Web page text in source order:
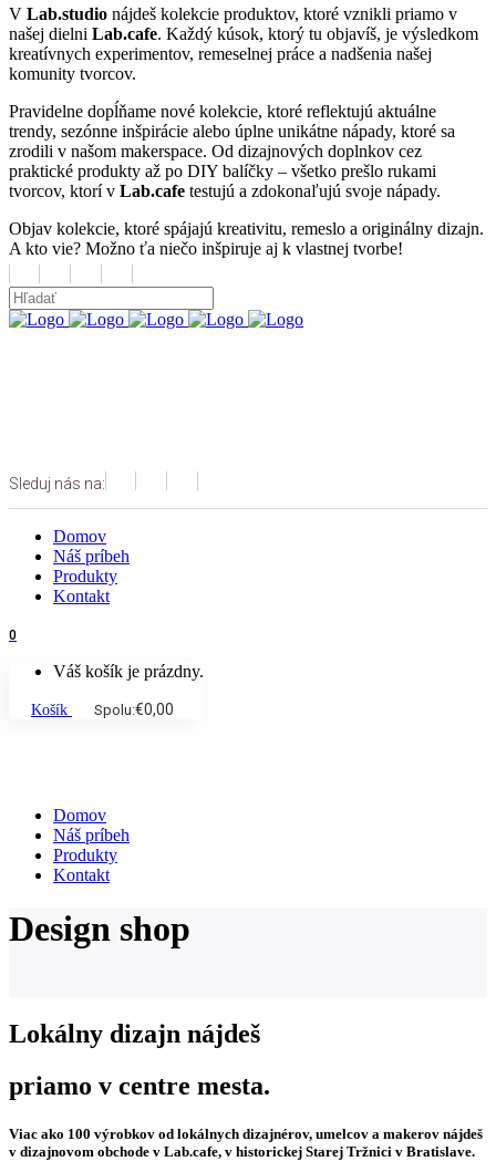
V Lab.studio nájdeš kolekcie produktov, ktoré vznikli priamo v
našej dielni Lab.cafe. Každý kúsok, ktorý tu objavíš, je výsledkom
kreatívnych experimentov, remeselnej práce a nadšenia našej
komunity tvorcov.
Pravidelne dopĺňame nové kolekcie, ktoré reflektujú aktuálne
trendy, sezónne inšpirácie alebo úplne unikátne nápady, ktoré sa
zrodili v našom makerspace. Od dizajnových doplnkov cez
praktické produkty až po DIY balíčky – všetko prešlo rukami
tvorcov, ktorí v Lab.cafe testujú a zdokonaľujú svoje nápady.
Objav kolekcie, ktoré spájajú kreativitu, remeslo a originálny dizajn.
A kto vie? Možno ťa niečo inšpiruje aj k vlastnej tvorbe!
Sleduj nás na:
Domov
Náš príbeh
Produkty
Kontakt
0
Váš košík je prázdny.
Košík Spolu:€0,00
Domov
Náš príbeh
Produkty
Kontakt
Design shop
Lokálny dizajn nájdeš
priamo v centre mesta.
Viac ako 100 výrobkov od lokálnych dizajnérov, umelcov a makerov nájdeš
v dizajnovom obchode v Lab.cafe, v historickej Starej Tržnici v Bratislave.